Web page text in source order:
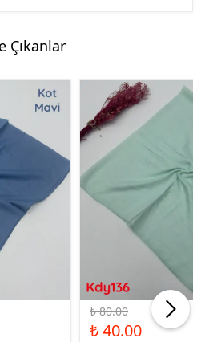
Çıkanlar
%50 İndirim
₺ 80.00
₺ 40.00